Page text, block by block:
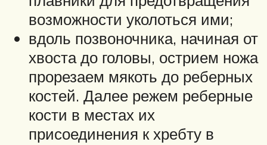
возможности уколоться ими;
вдоль позвоночника, начиная от
хвоста до головы, острием ножа
прорезаем мякоть до реберных
костей. Далее режем реберные
кости в местах их
присоединения к хребту в